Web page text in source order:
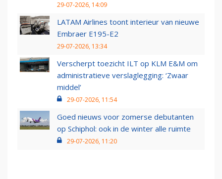
29-07-2026, 14:09
LATAM Airlines toont interieur van nieuwe
Embraer E195-E2
29-07-2026, 13:34
Verscherpt toezicht ILT op KLM E&M om
administratieve verslaglegging: ‘Zwaar
middel’
29-07-2026, 11:54
Goed nieuws voor zomerse debutanten
op Schiphol: ook in de winter alle ruimte
29-07-2026, 11:20